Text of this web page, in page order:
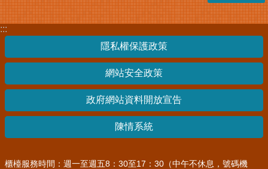
:::
隱私權保護政策
網站安全政策
政府網站資料開放宣告
陳情系統
櫃檯服務時間：週一至週五8：30至17：30（中午不休息，號碼機